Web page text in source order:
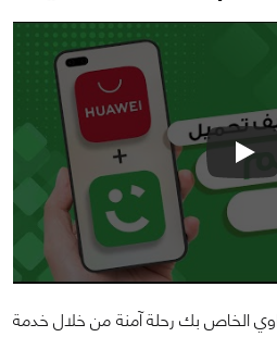
الخاص بك رحلة آمنة من خلال خدمة